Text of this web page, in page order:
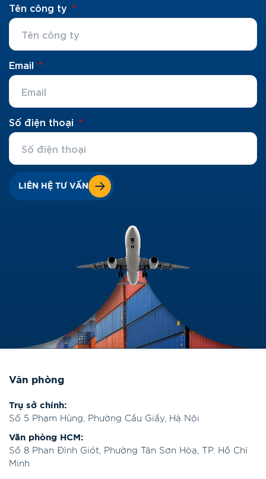
Tên công ty
Email
Số điện thoại
LIÊN HỆ TƯ VẤN
Văn phòng
Trụ sở chính:
Số 5 Phạm Hùng, Phường Cầu Giấy, Hà Nội
Văn phòng HCM:
Số 8 Phan Đình Giót, Phường Tân Sơn Hòa, TP. Hồ Chí
Minh